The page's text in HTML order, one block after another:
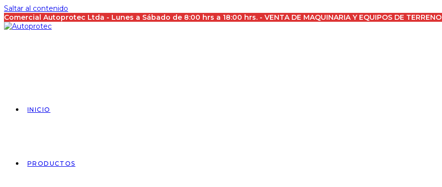
Saltar al contenido
Comercial Autoprotec Ltda - Lunes a Sábado de 8:00 hrs a 18:00 hrs. - VENTA DE MAQUINARIA Y EQUIPOS DE TERRENO
INICIO
PRODUCTOS